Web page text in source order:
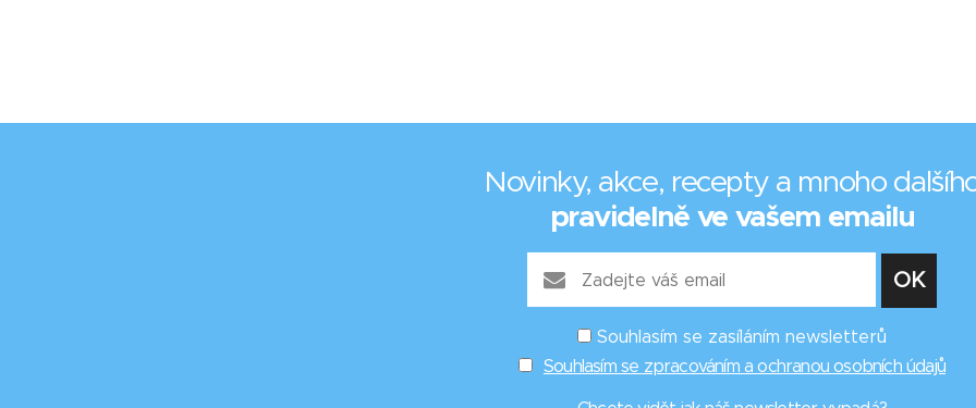
Novinky, akce, recepty a mnoho
pravidelně ve vašem emailu
Souhlasím se zasíláním newsletterů
Souhlasím se zpracováním a ochranou osobních údajů